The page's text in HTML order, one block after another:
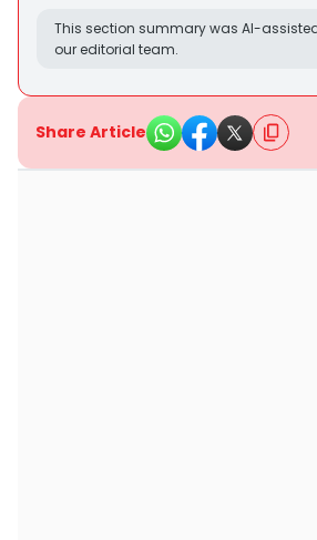
This section summary was AI-
our editorial team.
Share Article